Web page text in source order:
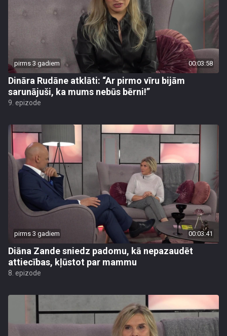
pirms 3 gadiem 00:03:58
Dināra Rudāne atklāti: “Ar pirmo vīru bijām
sarunājuši, ka mums nebūs bērni!”
9. epizode
pirms 3 gadiem 00:03:41
Diāna Zande sniedz padomu, kā nepazaudēt
attiecības, kļūstot par mammu
8. epizode